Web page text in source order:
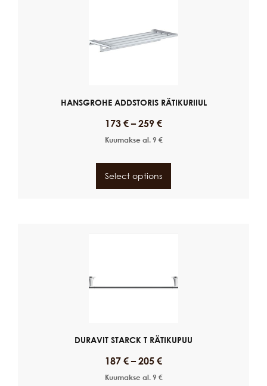
HANSGROHE ADDSTORIS RÄTIKURIIUL
173 € – 259 €
Kuumakse al. 9 €
Select options
DURAVIT STARCK T RÄTIKUPUU
187 € – 205 €
Kuumakse al. 9 €